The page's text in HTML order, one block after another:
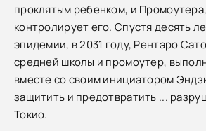
проклятым ребенком, и
контролирует его. Спустя десять
эпидемии, в 2031 году, Рентаро
средней школы и промоутер,
вместе со своим инициатором
защитить и предотвратить ...
Токио.